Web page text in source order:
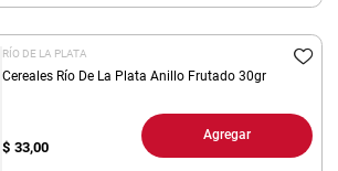
RÍO DE LA PLATA
Cereales Río De La Plata Anillo Frutado 30gr
$ 33,00
Agregar